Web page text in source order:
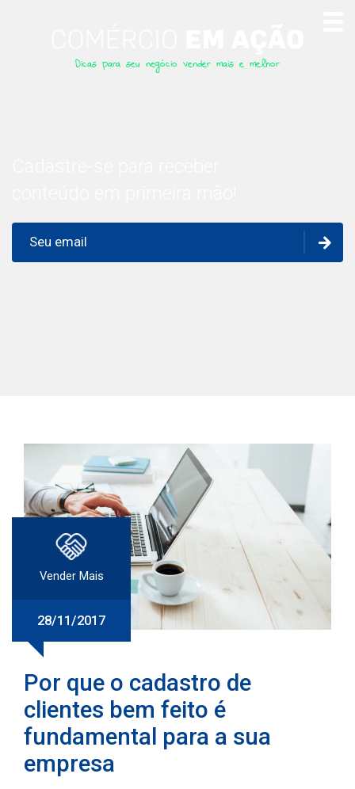
Dicas para seu negócio vender mais e melhor
Vender Mais
28/11/2017
Por que o cadastro de
clientes bem feito é
fundamental para a sua
empresa